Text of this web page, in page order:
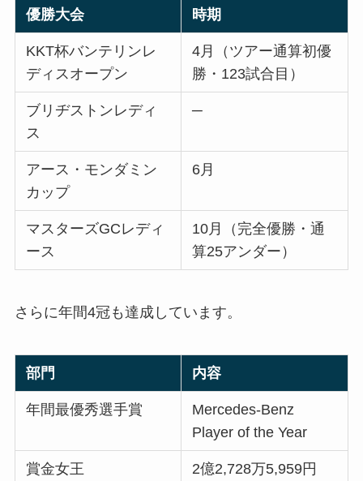
優勝大会 時期
KKT杯バンテリンレ
ディスオープン
4月（ツアー通算初優
勝・123試合目）
ブリヂストンレディ
ス
─
アース・モンダミン
カップ
6月
マスターズGCレディ
ース
10月（完全優勝・通
算25アンダー）
さらに年間4冠も達成しています。
部門 内容
年間最優秀選手賞
Mercedes-Benz
Player of the Year
賞金女王 2億2,728万5,959円